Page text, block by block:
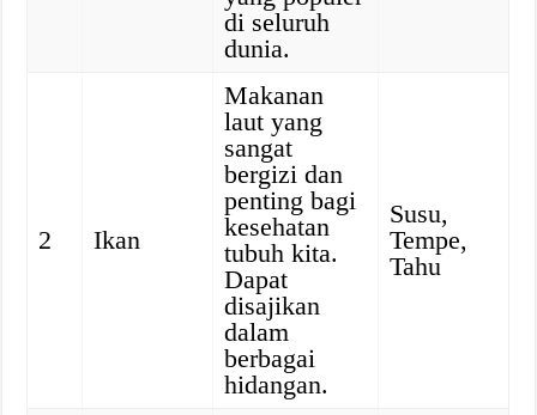
di seluruh
dunia.
2 Ikan
Makanan
laut yang
sangat
bergizi dan
penting bagi
kesehatan
tubuh kita.
Dapat
disajikan
dalam
berbagai
hidangan.
Susu,
Tempe,
Tahu